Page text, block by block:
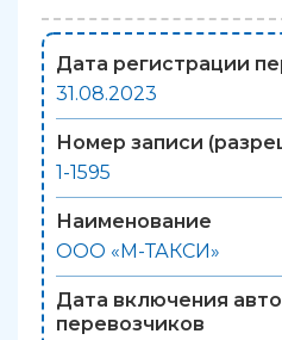
Дата регистрации
31.08.2023
Номер записи
1-1595
Наименование
ООО «М-ТАКСИ»
Дата включения
перевозчиков